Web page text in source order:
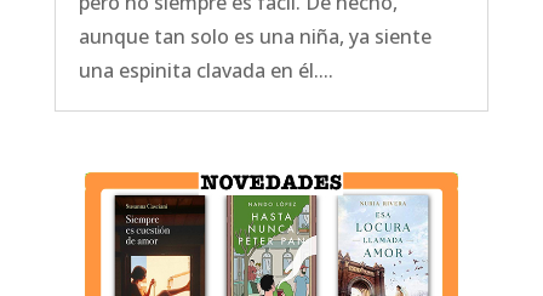
aunque tan solo es una niña, ya siente
una espinita clavada en él....